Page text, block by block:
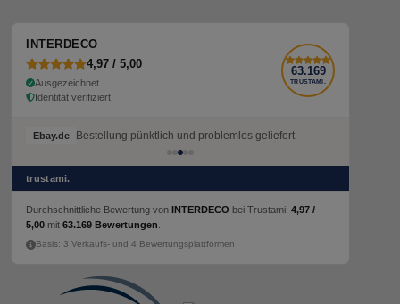
INTERDECO
4,97 / 5,00
Ausgezeichnet
Identität verifiziert
63.169
TRUSTAMI.
Ebay.de Bestellung pünktlich und problemlos geliefert
trustami.
Durchschnittliche Bewertung von INTERDECO bei Trustami: 4,97 /
5,00 mit 63.169 Bewertungen
Basis: 3 Verkaufs- und 4 Bewertungsplattformen